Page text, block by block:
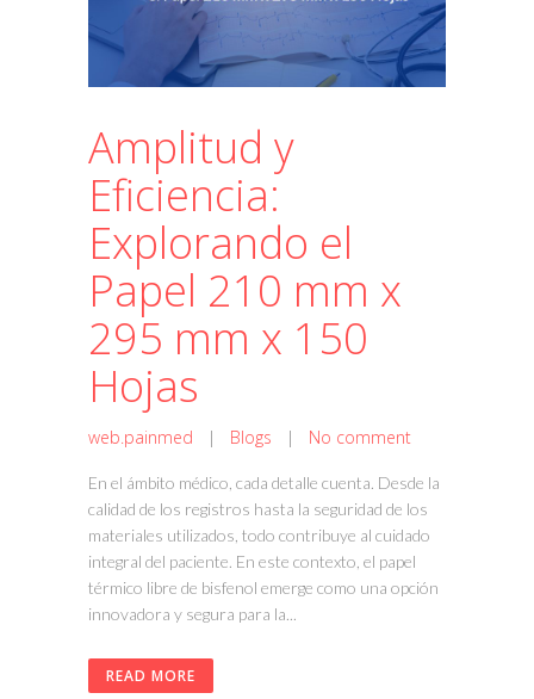
Amplitud y
Eficiencia:
Explorando el
Papel 210 mm x
295 mm x 150
Hojas
web.painmed | Blogs | No comment
En el ámbito médico, cada detalle cuenta. Desde la
calidad de los registros hasta la seguridad de los
materiales utilizados, todo contribuye al cuidado
integral del paciente. En este contexto, el papel
térmico libre de bisfenol emerge como una opción
innovadora y segura para la...
READ MORE